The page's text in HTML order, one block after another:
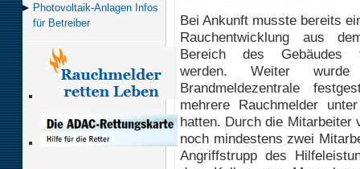
Photovoltaik-Anlagen Infos
für Betreiber
Bei Ankunft musste bereits
Rauchentwicklung aus
Bereich des Gebäudes
werden. Weiter
Brandmeldezentrale
mehrere Rauchmelder
hatten. Durch die
noch mindestens zwei
Angriffstrupp des